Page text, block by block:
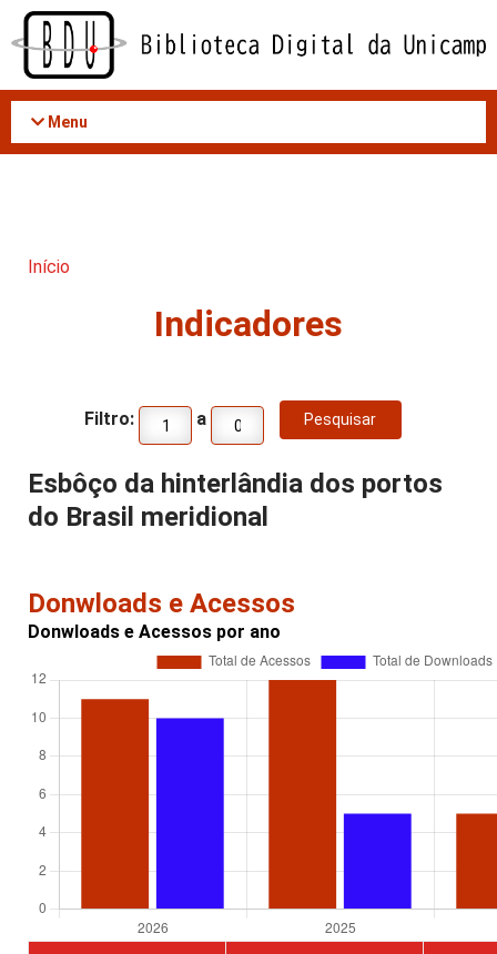
Acessar
conteúdo
Menu
Início
Indicadores
Filtro: a
Esbôço da hinterlândia dos portos
do Brasil meridional
Donwloads e Acessos
Donwloads e Acessos por ano